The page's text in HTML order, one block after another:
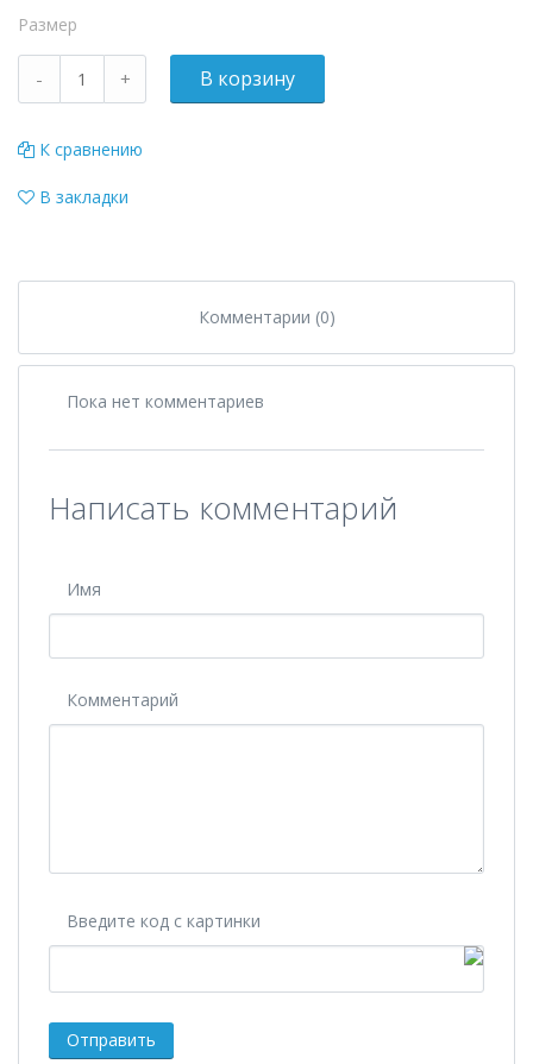
Размер
К сравнению
В закладки
Комментарии (0)
Пока нет комментариев
Написать комментарий
Имя
Комментарий
Введите код с картинки